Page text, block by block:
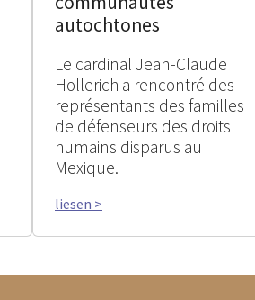
autochtones
Le cardinal Jean-Claude
Hollerich a rencontré des
représentants des familles
de défenseurs des droits
humains disparus au
Mexique.
liesen >